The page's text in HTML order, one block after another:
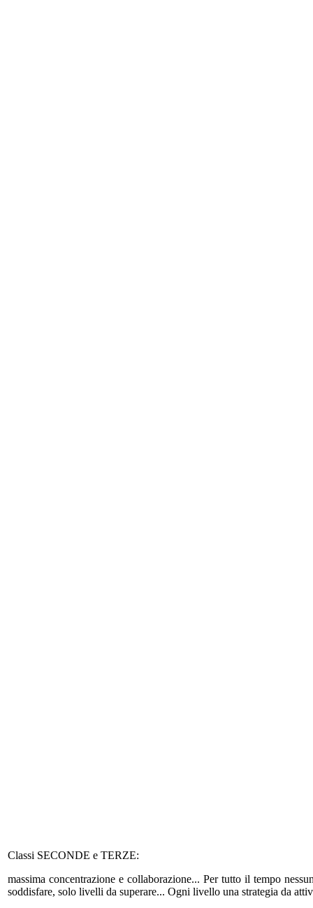
Classi SECONDE e TERZE:
massima concentrazione e collaborazione... Per tutto il tempo
soddisfare, solo livelli da superare... Ogni livello una strategia da